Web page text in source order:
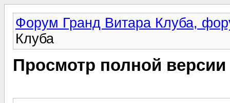
Форум Гранд Витара Клуба,
Клуба
Просмотр полной